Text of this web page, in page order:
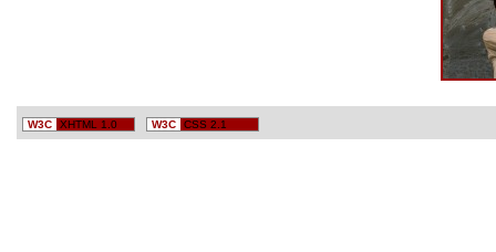
W3C XHTML 1.0 W3C CSS 2.1